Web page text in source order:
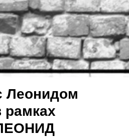
Леонидом